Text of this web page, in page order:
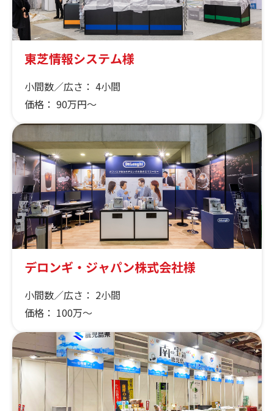
東芝情報システム様
小間数／広さ： 4小間
価格： 90万円～
デロンギ・ジャパン株式会社様
小間数／広さ： 2小間
価格： 100万～